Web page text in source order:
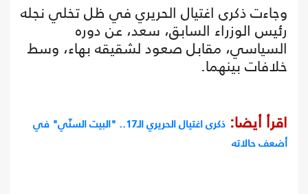
وجاءت ذكرى اغتيال الحريري في ظل تخلي نجله
رئيس الوزراء السابق، سعد، عن دوره
السياسي، مقابل صعود لشقيقه بهاء، وسط
خلافات بينهما.
اقرأ أيضا:
ذكرى اغتيال الحريري الـ17.. "البيت السنّي" في
أضعف حالاته